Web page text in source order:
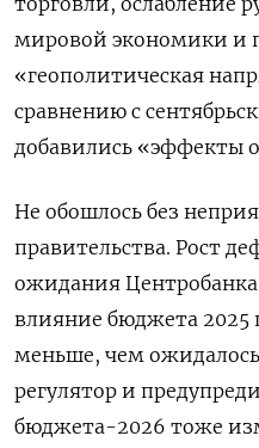
мировой экономики и
«геополитическая
сравнению с
добавились «эффекты
Не обошлось без
правительства. Рост
ожидания
влияние бюджета 2025
меньше, чем
регулятор и
бюджета-2026 тоже